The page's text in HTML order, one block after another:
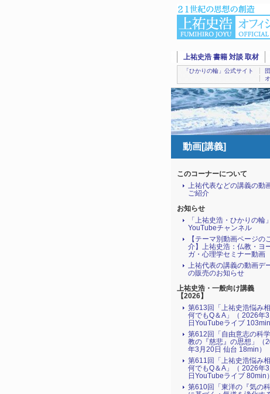
上祐史浩 書籍 対談 取材
「ひかりの輪」公式サイト
動画[講義]
このコーナーについて
上祐代表などの講義の動
ご紹介
お知らせ
「上祐史浩・ひかりの輪」
YouTubeチャンネル
【テーマ別動画ページの
介】上祐史浩：仏教・ヨ
ガ・心理学セミナー動画
上祐代表の講義の動画デ
の販売のお知らせ
上祐史浩・一般向け講義
【2026】
第613回「上祐史浩悩み
何でもQ＆A」（ 2026年
日YouTubeライブ 103min
第612回「自由意志の科
教の『慈悲』の思想」（
年3月20日 仙台 18min）
第611回「上祐史浩悩み
何でもQ＆A」（ 2026年
日YouTubeライブ 80min）
第610回「東洋の『気の科